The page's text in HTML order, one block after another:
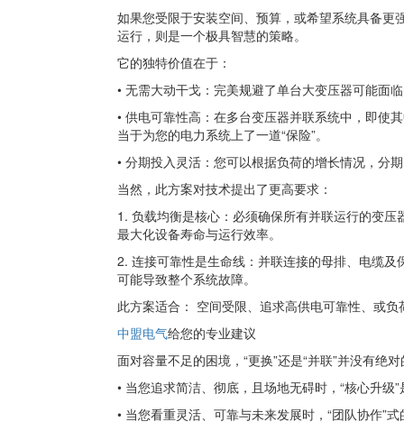
如果您受限于安装空间、预算，或希望系统具备
运行，则是一个极具智慧的策略。
它的独特价值在于：
• 无需大动干戈：完美规避了单台大变压器可能面
• 供电可靠性高：在多台变压器并联系统中，即使
当于为您的电力系统上了一道“保险”。
• 分期投入灵活：您可以根据负荷的增长情况，分
当然，此方案对技术提出了更高要求：
1. 负载均衡是核心：必须确保所有并联运行的变
最大化设备寿命与运行效率。
2. 连接可靠性是生命线：并联连接的母排、电缆
可能导致整个系统故障。
此方案适合： 空间受限、追求高供电可靠性、或
中盟电气给您的专业建议
面对容量不足的困境，“更换”还是“并联”并没有绝
• 当您追求简洁、彻底，且场地无碍时，“核心升级
• 当您看重灵活、可靠与未来发展时，“团队协作”